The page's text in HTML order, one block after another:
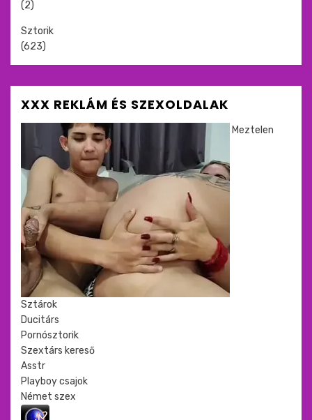
(2)
Sztorik
(623)
XXX REKLÁM ÉS SZEXOLDALAK
Meztelen
Sztárok
Ducitárs
Pornósztorik
Szextárs kereső
Asstr
Playboy csajok
Német szex